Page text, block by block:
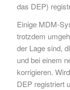
das DEP)
Einige MDM-
trotzdem
der Lage sind,
und bei einem
korrigieren.
DEP registriert